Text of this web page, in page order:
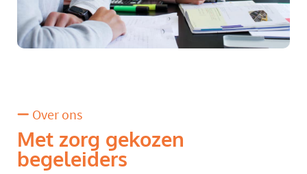
Over ons
Met zorg gekozen
begeleiders